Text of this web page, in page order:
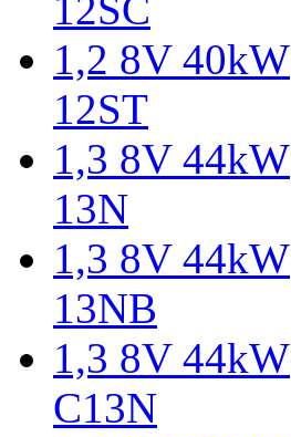
1,2 8V 40kW
12ST
1,3 8V 44kW
13N
1,3 8V 44kW
13NB
1,3 8V 44kW
C13N